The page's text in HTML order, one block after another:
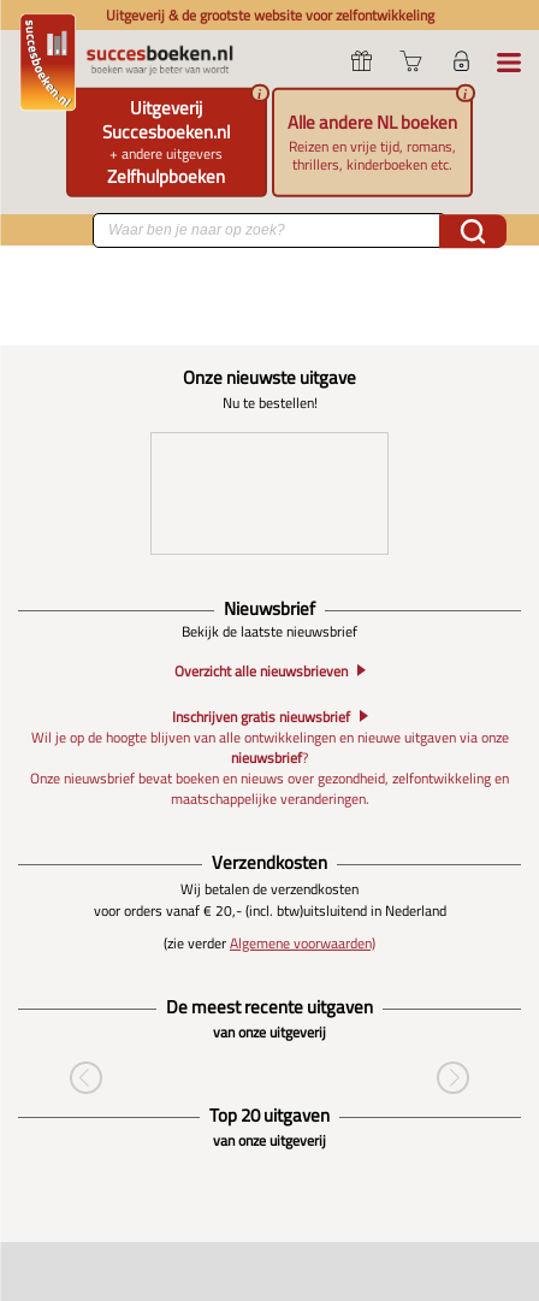
Uitgeverij & de grootste website voor zelfontwikkeling
Uitgeverij
Succesboeken.nl
+ andere uitgevers
Zelfhulpboeken
i
Alle andere NL boeken
Reizen en vrije tijd, romans,
thrillers, kinderboeken etc.
i
Onze nieuwste uitgave
Nu te bestellen!
Nieuwsbrief
Bekijk de laatste nieuwsbrief
Overzicht alle nieuwsbrieven
Inschrijven gratis nieuwsbrief
Wil je op de hoogte blijven van alle ontwikkelingen en nieuwe uitgaven via onze
nieuwsbrief?
Onze nieuwsbrief bevat boeken en nieuws over gezondheid, zelfontwikkeling en
maatschappelijke veranderingen.
Verzendkosten
Wij betalen de verzendkosten
voor orders vanaf € 20,- (incl. btw)uitsluitend in Nederland
(zie verderAlgemene voorwaarden)
De meest recente uitgaven
van onze uitgeverij
Top 20 uitgaven
van onze uitgeverij